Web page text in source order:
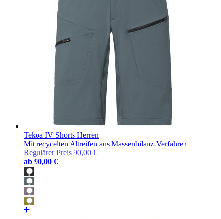
Tekoa IV Shorts Herren
Mit recycelten Altreifen aus Massenbilanz-Verfahren.
Regulärer Preis 90,00 €
ab 90,00 €